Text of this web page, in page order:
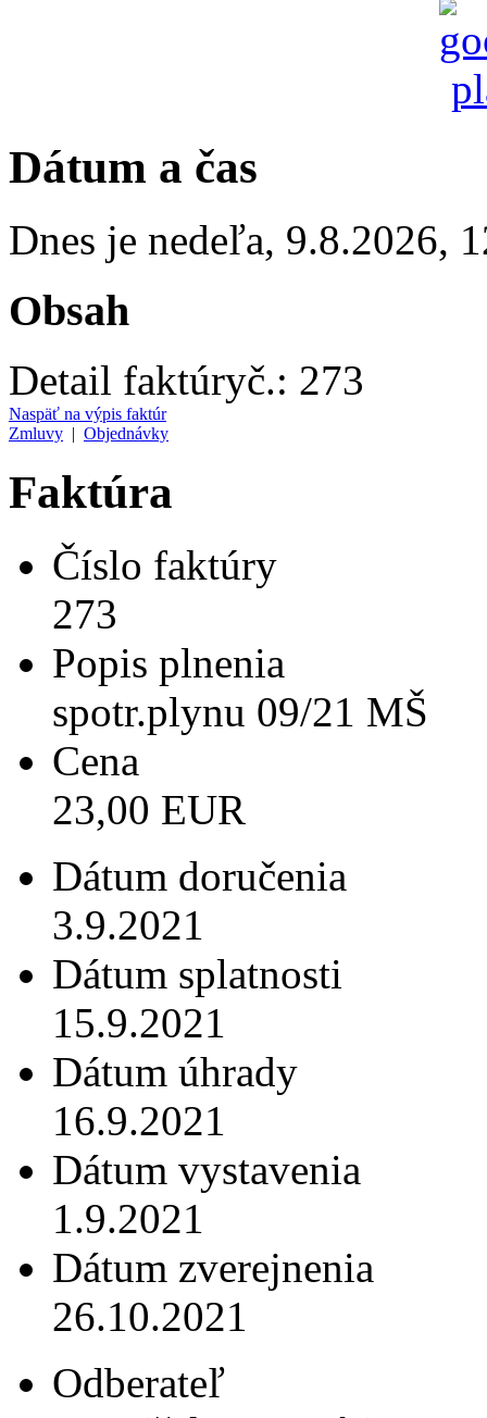
Dátum a čas
Dnes je nedeľa, 9.8.2026,
Obsah
Detail faktúryč.: 273
Naspäť na výpis faktúr
Zmluvy | Objednávky
Faktúra
Číslo faktúry
273
Popis plnenia
spotr.plynu 09/21 MŠ
Cena
23,00 EUR
Dátum doručenia
3.9.2021
Dátum splatnosti
15.9.2021
Dátum úhrady
16.9.2021
Dátum vystavenia
1.9.2021
Dátum zverejnenia
26.10.2021
Odberateľ